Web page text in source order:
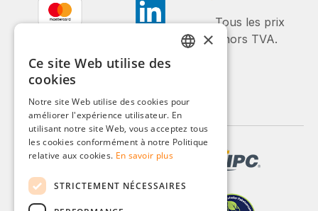
Tous les prix
hors TVA.
ITALIAN
POLISH
×
Ce site Web utilise des
cookies
Notre site Web utilise des cookies pour
améliorer l'expérience utilisateur. En
utilisant notre site Web, vous acceptez tous
les cookies conformément à notre Politique
relative aux cookies. En savoir plus
STRICTEMENT NÉCESSAIRES